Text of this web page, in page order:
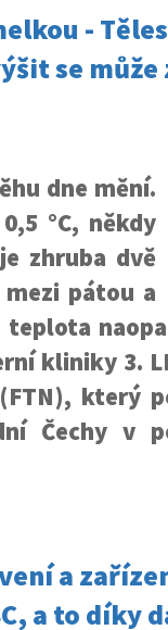
-
se
dne mění.
°C, někdy
zhruba dvě
pátou a
kliniky 3.
který
Čechy v
a
a to díky